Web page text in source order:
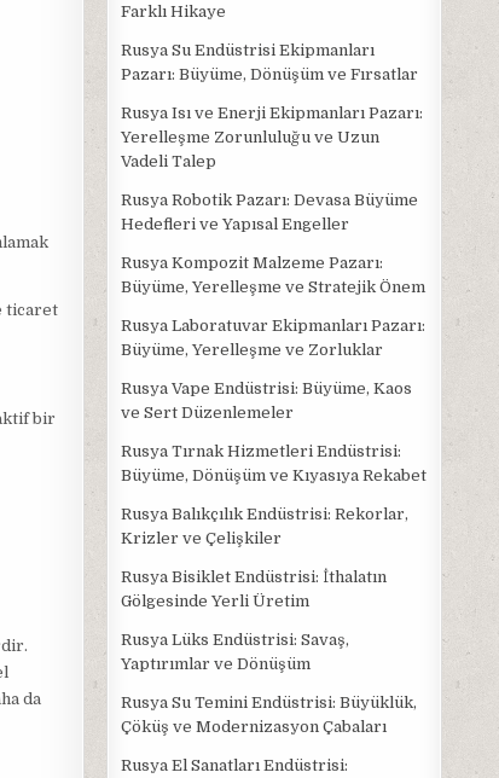
ticaret
bir
da
Farklı Hikaye
Rusya Su Endüstrisi Ekipmanları
Pazarı: Büyüme, Dönüşüm ve Fırsatlar
Rusya Isı ve Enerji Ekipmanları Pazarı:
Yerelleşme Zorunluluğu ve Uzun
Vadeli Talep
Rusya Robotik Pazarı: Devasa Büyüme
Hedefleri ve Yapısal Engeller
Rusya Kompozit Malzeme Pazarı:
Büyüme, Yerelleşme ve Stratejik Önem
Rusya Laboratuvar Ekipmanları Pazarı:
Büyüme, Yerelleşme ve Zorluklar
Rusya Vape Endüstrisi: Büyüme, Kaos
ve Sert Düzenlemeler
Rusya Tırnak Hizmetleri Endüstrisi:
Büyüme, Dönüşüm ve Kıyasıya Rekabet
Rusya Balıkçılık Endüstrisi: Rekorlar,
Krizler ve Çelişkiler
Rusya Bisiklet Endüstrisi: İthalatın
Gölgesinde Yerli Üretim
Rusya Lüks Endüstrisi: Savaş,
Yaptırımlar ve Dönüşüm
Rusya Su Temini Endüstrisi: Büyüklük,
Çöküş ve Modernizasyon Çabaları
Rusya El Sanatları Endüstrisi: